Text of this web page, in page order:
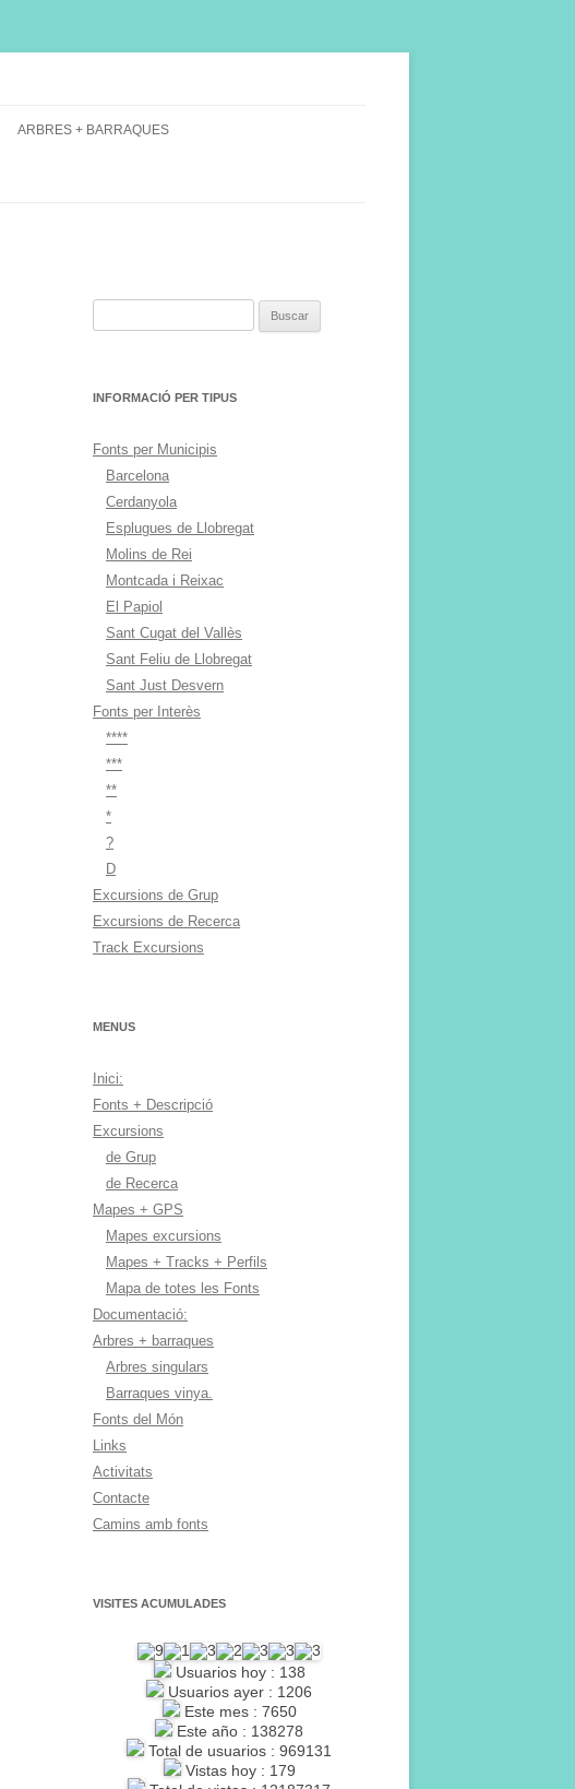
ARBRES + BARRAQUES
INFORMACIÓ PER TIPUS
Fonts per Municipis
Barcelona
Cerdanyola
Esplugues de Llobregat
Molins de Rei
Montcada i Reixac
El Papiol
Sant Cugat del Vallès
Sant Feliu de Llobregat
Sant Just Desvern
Fonts per Interès
****
***
**
*
?
D
Excursions de Grup
Excursions de Recerca
Track Excursions
MENUS
Inici:
Fonts + Descripció
Excursions
de Grup
de Recerca
Mapes + GPS
Mapes excursions
Mapes + Tracks + Perfils
Mapa de totes les Fonts
Documentació:
Arbres + barraques
Arbres singulars
Barraques vinya.
Fonts del Món
Links
Activitats
Contacte
Camins amb fonts
VISITES ACUMULADES
Usuarios hoy : 138
Usuarios ayer : 1206
Este mes : 7650
Este año : 138278
Total de usuarios : 969131
Vistas hoy : 179